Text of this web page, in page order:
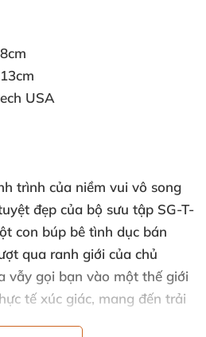
13cm
USA
trình của niềm vui vô song
đẹp của bộ sưu tập SG-T-
con búp bê tình dục bán
qua ranh giới của chủ
vẫy gọi bạn vào một thế giới
tế xúc giác, mang đến trải